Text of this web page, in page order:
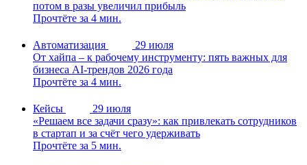
потом в разы увеличил прибыль
Прочтёте за 4 мин.
Автоматизация
29 июля
От хайпа – к рабочему инструменту: пять важных для
бизнеса AI-трендов 2026 года
Прочтёте за 4 мин.
Кейсы
29 июля
«Решаем все задачи сразу»: как привлекать сотрудников
в стартап и за счёт чего удерживать
Прочтёте за 5 мин.